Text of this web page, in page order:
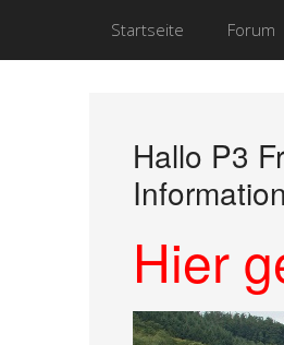
Startseite Forum
Hallo P3
Hier